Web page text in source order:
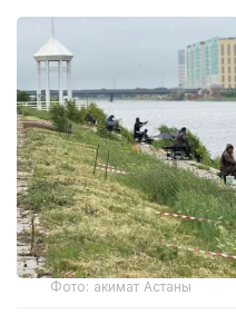
Фото: акимат Астаны